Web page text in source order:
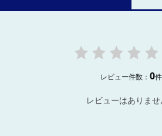
レビュー件数：0件
レビューはありませ